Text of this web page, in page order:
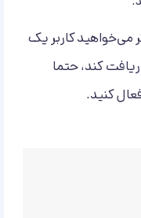
می‌خواهید کاربر یک
کند، حتما
کنید.